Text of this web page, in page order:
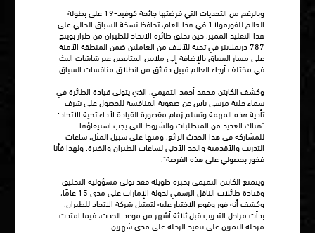
وبالرغم من التحديات التي فرضتها جائحة كوفيد-19 على بطولة
العالم للفورمولا1 في هذا العام، تحافظ نسخة السباق الحالي على
هذا التقليد المميز، حين تحلق طائرة الاتحاد للطيران من طراز بوينج
787 دريملاينر في تحية للآلاف من العاملين ضمن المنطقة الآمنة
على مسار السباق بالإضافة إلى ملايين المتابعين عبر شاشات البث
في مختلف أرجاء العالم قبيل دقائق من انطلاق منافسات السباق.
وكشف الكابتن محمد أحمد التميمي، الذي يتولى قيادة الطائرة في
سماء حلبة مرسى ياس عن صعوبة المنافسة للحصول على شرف
تأدية هذه المهمة وتسلم زمام مقصورة القيادة لأداء تحية الاتحاد:
"هناك العديد من المتطلبات والشروط التي يجب استيفاؤها
للمشاركة في هذا الحدث الرائع، ومنها على سبيل المثل، ساعات
التدريب والأقدمية والحد الأدنى لساعات الطيران والخبرة. ولهذا فأنا
فخور بحصولي على هذه الفرصة".
ويتمتع الكابتن التميمي بخبرة طويلة فقد تولى مسؤولية التحليق
وقيادة طائلات الناقل الرسمي لدولة الإمارات على مدى 15 عامًا،
وكشف أنه فور وقوع الاختيار عليه لتمثيل شركة الاتحاد للطيران،
بدأت مراحل التدريب قبل ثلاثة أشهر من موعد الحدث، فيما امتدت
مرحلة التمرين على تنفيذ الرحلة على مدى شهرين.